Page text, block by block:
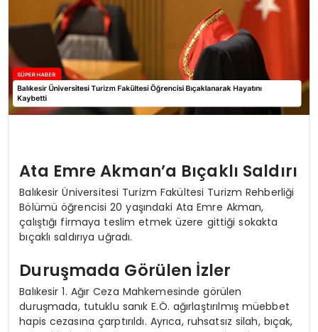
Ata Emre Akman’a Bıçaklı Saldırı
Balıkesir Üniversitesi Turizm Fakültesi Turizm Rehberliği
Bölümü öğrencisi 20 yaşındaki Ata Emre Akman,
çalıştığı firmaya teslim etmek üzere gittiği sokakta
bıçaklı saldırıya uğradı.
Duruşmada Görülen İzler
Balıkesir 1. Ağır Ceza Mahkemesinde görülen
duruşmada, tutuklu sanık E.Ö. ağırlaştırılmış müebbet
hapis cezasına çarptırıldı. Ayrıca, ruhsatsız silah, bıçak,